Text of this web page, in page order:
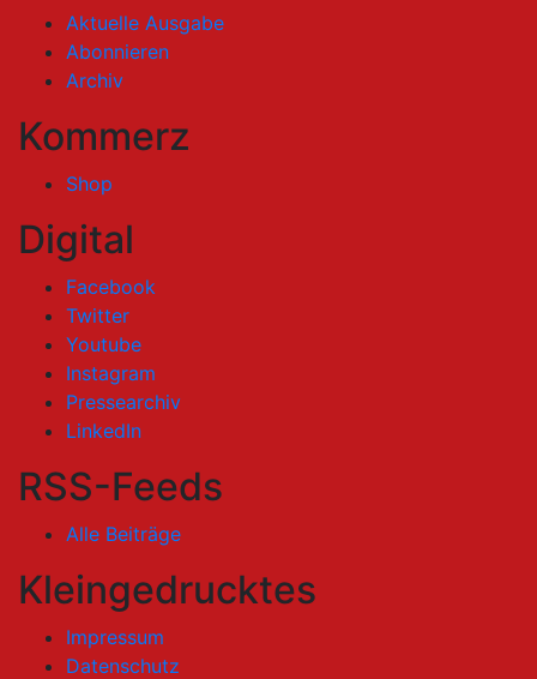
Aktuelle Ausgabe
Abonnieren
Archiv
Kommerz
Shop
Digital
Facebook
Twitter
Youtube
Instagram
Pressearchiv
LinkedIn
RSS-Feeds
Alle Beiträge
Kleingedrucktes
Impressum
Datenschutz